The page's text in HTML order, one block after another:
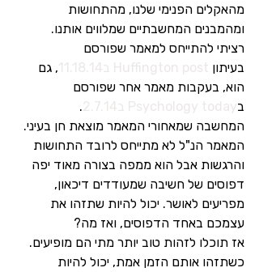
מהאקלים הפנימי שלנו, מהתחושות
ומהמבנים המחשבתיים שמלווים אותנו.
רציתי להתייחס למאמר שפורסם
בעיתון
, גם
הוא, בעקבות מאמר אחר שפורסם
ב
.
המחשבה שמאחורי המאמר מוצאת חן בעיני.
המאמר הנ"ל לא מתייחס לרובד התחושות
והרגשות אבל הוא ממפה בצורה מאוד יפה
דפוסים של חשיבה שמעודדים דיכאון,
מפריעים לאושר. יכול להיות שתזהו את
עצמכם באחד הדפוסים, ואז מה?
אז תוכלו לזהות טוב יותר מתי הם מופיעים.
כשתזהו אותם הזמן אמת, יכול להיות